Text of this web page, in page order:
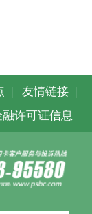
友情链接
融许可证信息